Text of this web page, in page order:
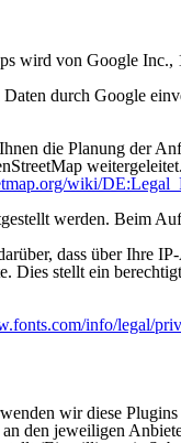
wird von Google Inc.,
durch Google
die Planung der
wiki/
werden. Beim
dass über Ihre IP-
Dies stellt ein
info/legal/
wir diese
den jeweiligen